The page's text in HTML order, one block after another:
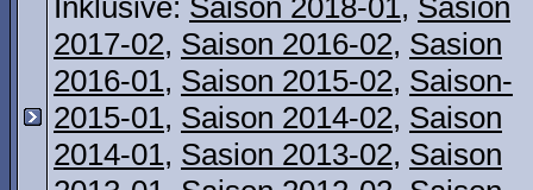
Inklusive: Saison 2018-01, Sasion
2017-02, Saison 2016-02, Sasion
2016-01, Saison 2015-02, Saison-
2015-01, Saison 2014-02, Saison
2014-01, Sasion 2013-02, Saison